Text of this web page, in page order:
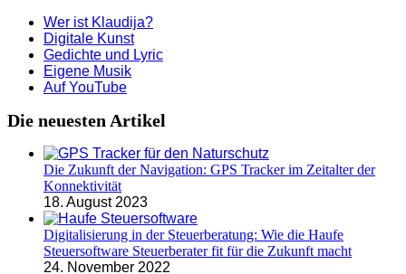
Wer ist Klaudija?
Digitale Kunst
Gedichte und Lyric
Eigene Musik
Auf YouTube
Die neuesten Artikel
Die Zukunft der Navigation: GPS Tracker im Zeitalter der
Konnektivität
18. August 2023
Digitalisierung in der Steuerberatung: Wie die Haufe
Steuersoftware Steuerberater fit für die Zukunft macht
24. November 2022